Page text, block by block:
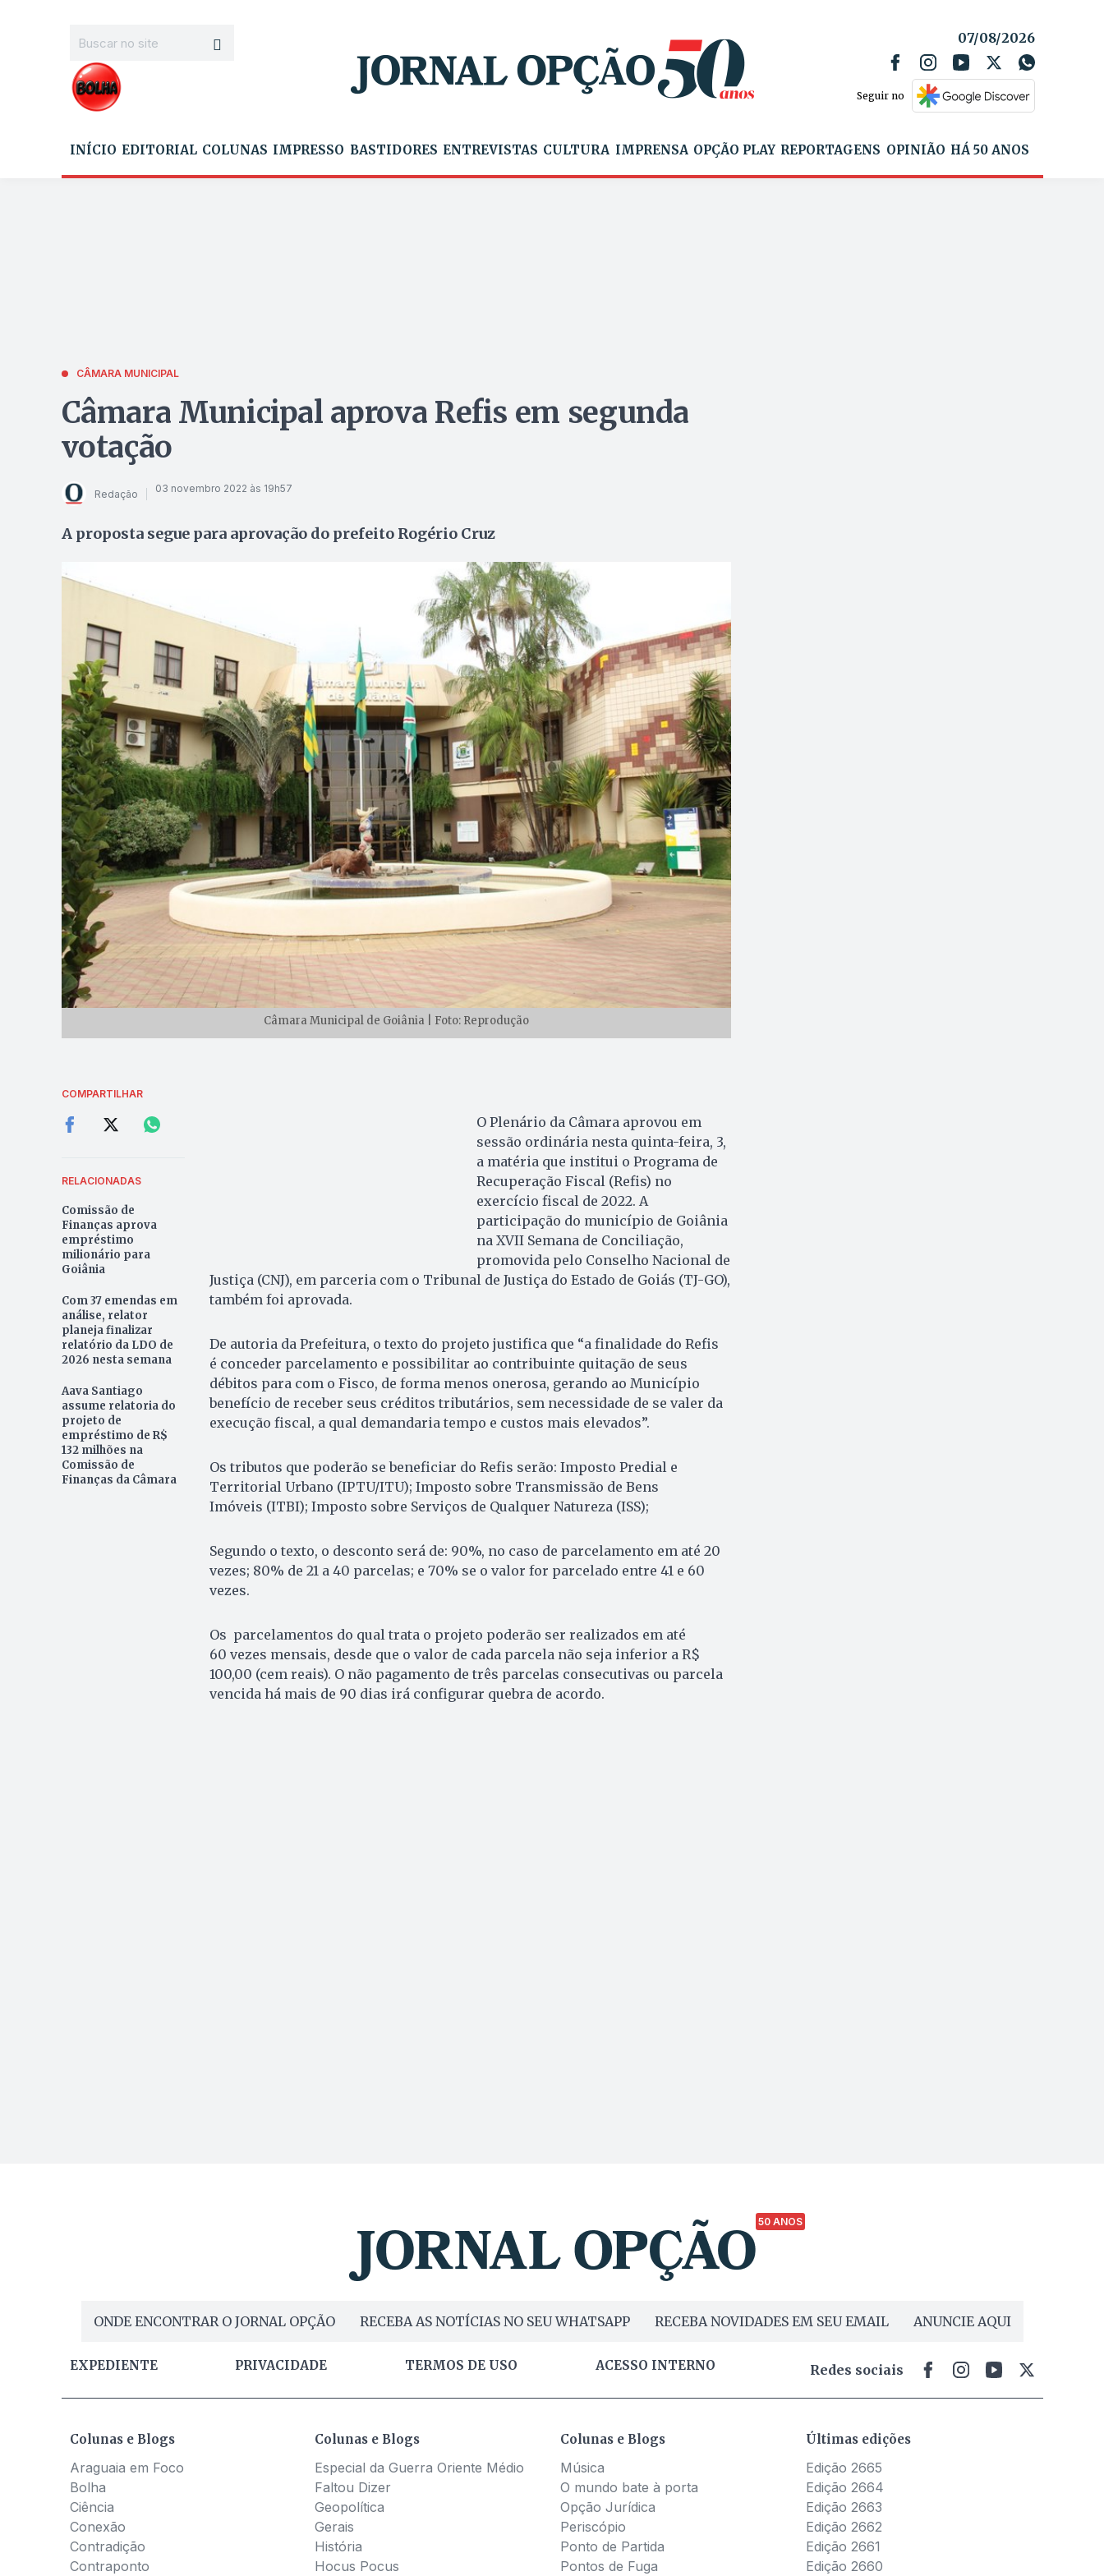
07/08/2026
Seguir no
INÍCIO EDITORIAL COLUNAS IMPRESSO BASTIDORES ENTREVISTAS CULTURA IMPRENSA OPÇÃO PLAY REPORTAGENS OPINIÃO HÁ 50 ANOS
CÂMARA MUNICIPAL
Câmara Municipal aprova Refis em segunda
votação
Redação 03 novembro 2022 às 19h57
A proposta segue para aprovação do prefeito Rogério Cruz
Câmara Municipal de Goiânia | Foto: Reprodução
COMPARTILHAR
RELACIONADAS
Comissão de
Finanças aprova
empréstimo
milionário para
Goiânia
Com 37 emendas em
análise, relator
planeja finalizar
relatório da LDO de
2026 nesta semana
Aava Santiago
assume relatoria do
projeto de
empréstimo de R$
132 milhões na
Comissão de
Finanças da Câmara
O Plenário da Câmara aprovou em
sessão ordinária nesta quinta-feira, 3,
a matéria que institui o Programa de
Recuperação Fiscal (Refis) no
exercício fiscal de 2022. A
participação do município de Goiânia
na XVII Semana de Conciliação,
promovida pelo Conselho Nacional de
Justiça (CNJ), em parceria com o Tribunal de Justiça do Estado de Goiás (TJ-GO),
também foi aprovada.
De autoria da Prefeitura, o texto do projeto justifica que “a finalidade do Refis
é conceder parcelamento e possibilitar ao contribuinte quitação de seus
débitos para com o Fisco, de forma menos onerosa, gerando ao Município
benefício de receber seus créditos tributários, sem necessidade de se valer da
execução fiscal, a qual demandaria tempo e custos mais elevados”.
Os tributos que poderão se beneficiar do Refis serão: Imposto Predial e
Territorial Urbano (IPTU/ITU); Imposto sobre Transmissão de Bens
Imóveis (ITBI); Imposto sobre Serviços de Qualquer Natureza (ISS);
Segundo o texto, o desconto será de: 90%, no caso de parcelamento em até 20
vezes; 80% de 21 a 40 parcelas; e 70% se o valor for parcelado entre 41 e 60
vezes.
Os parcelamentos do qual trata o projeto poderão ser realizados em até
60 vezes mensais, desde que o valor de cada parcela não seja inferior a R$
100,00 (cem reais). O não pagamento de três parcelas consecutivas ou parcela
vencida há mais de 90 dias irá configurar quebra de acordo.
50 ANOS
ONDE ENCONTRAR O JORNAL OPÇÃO RECEBA AS NOTÍCIAS NO SEU WHATSAPP RECEBA NOVIDADES EM SEU EMAIL ANUNCIE AQUI
EXPEDIENTE PRIVACIDADE TERMOS DE USO ACESSO INTERNO Redes sociais
Colunas e Blogs
Araguaia em Foco
Bolha
Ciência
Conexão
Contradição
Contraponto
Colunas e Blogs
Especial da Guerra Oriente Médio
Faltou Dizer
Geopolítica
Gerais
História
Hocus Pocus
Colunas e Blogs
Música
O mundo bate à porta
Opção Jurídica
Periscópio
Ponto de Partida
Pontos de Fuga
Últimas edições
Edição 2665
Edição 2664
Edição 2663
Edição 2662
Edição 2661
Edição 2660